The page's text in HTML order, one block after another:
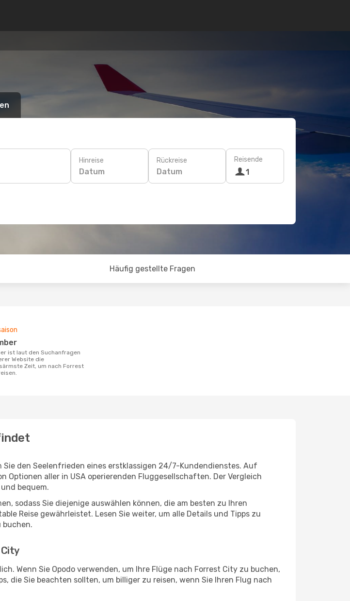
Hinreise
Datum
Rückreise
Datum
Reisende
1
Häufig gestellte Fragen
Website die
Zeit, um nach Forrest
den Seelenfrieden eines erstklassigen 24/7-Kundendienstes. Auf
Optionen aller in USA operierenden Fluggesellschaften. Der Vergleich
bequem.
sodass Sie diejenige auswählen können, die am besten zu Ihren
Reise gewährleistet. Lesen Sie weiter, um alle Details und Tipps zu
buchen.
Wenn Sie Opodo verwenden, um Ihre Flüge nach Forrest City zu buchen,
die Sie beachten sollten, um billiger zu reisen, wenn Sie Ihren Flug nach